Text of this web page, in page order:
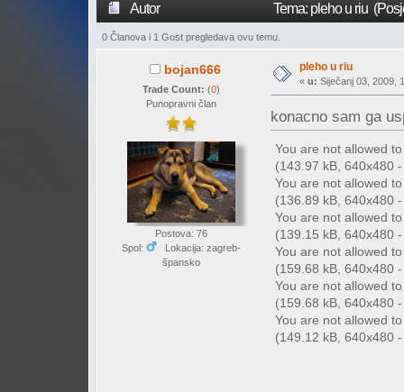
Autor Tema: pleho u riu
0 Članova i 1 Gost pregledava ovu temu.
bojan666
Trade Count: (0)
Punopravni član
Postova: 76
Spol:
Lokacija: zagreb-
špansko
pleho u riu
« u: Siječanj 03, 2009,
konacno sam ga
You are not allowed
(143.97 kB, 640x480
You are not allowed
(136.89 kB, 640x480
You are not allowed
(139.15 kB, 640x480
You are not allowed
(159.68 kB, 640x480
You are not allowed
(159.68 kB, 640x480
You are not allowed
(149.12 kB, 640x480